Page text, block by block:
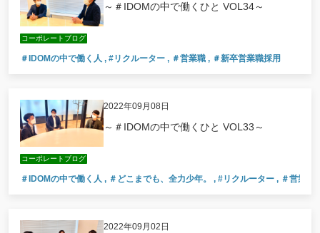
コーポレートブログ
～＃IDOMの中で働くひと VOL34～
＃IDOMの中で働く人 , #リクルーター , ＃営業職 , ＃新卒営業職採用
2022年09月08日
コーポレートブログ
～＃IDOMの中で働くひと VOL33～
＃IDOMの中で働く人 , ＃どこまでも、全力少年。 , #リクルーター , ＃営業職
2022年09月02日